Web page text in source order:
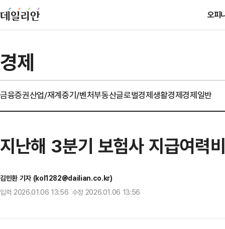
오피
경제
금융증권산업/재계중기/벤처부동산글로벌경제생활경제경제일반
지난해 3분기 보험사 지급여력
김민환 기자 (kol1282@dailian.co.kr)
입력 2026.01.06 13:56 수정 2026.01.06 13:56